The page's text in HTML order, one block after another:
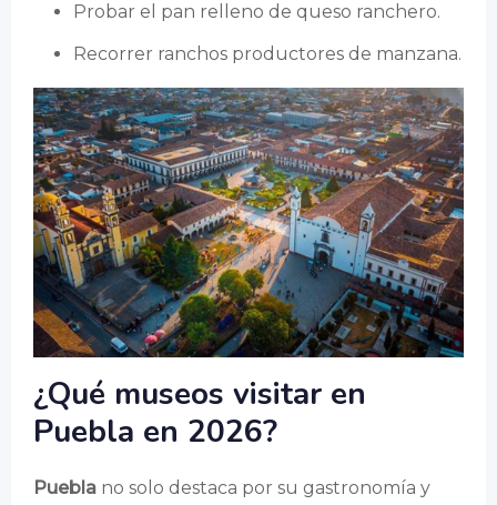
Probar el pan relleno de queso ranchero.
Recorrer ranchos productores de manzana.
¿Qué museos visitar en
Puebla en 2026?
Puebla no solo destaca por su gastronomía y